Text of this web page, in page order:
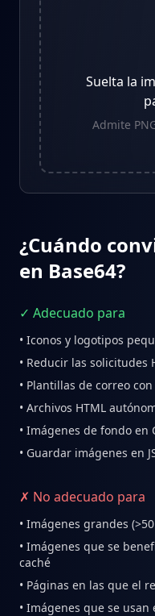
Suelta la
Admite
¿Cuándo
en Base64?
✓ Adecuado para
• Iconos y logotipos
• Reducir las solicitudes
• Plantillas de correo
• Archivos HTML
• Imágenes de fondo en
• Guardar imágenes en
✗ No adecuado para
• Imágenes grandes
• Imágenes que se
caché
• Páginas en las que el
• Imágenes que se